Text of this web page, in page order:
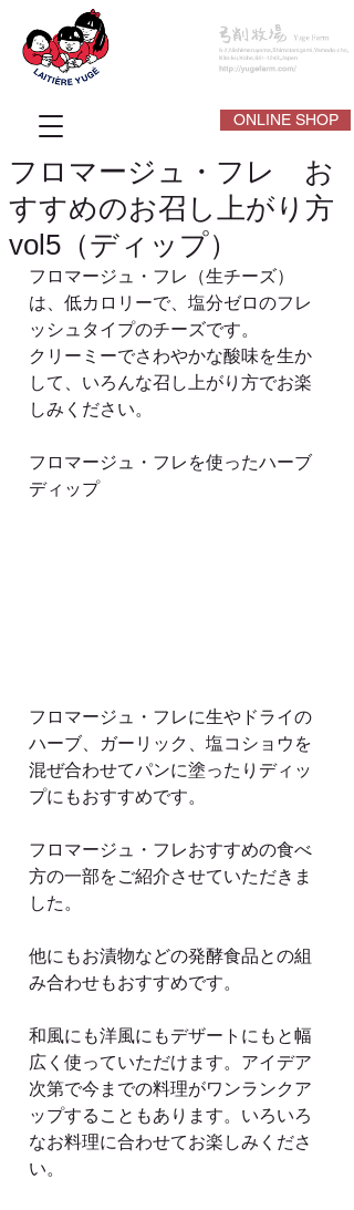
ONLINE SHOP
フロマージュ・フレ お
すすめのお召し上がり方
vol5（ディップ）
フロマージュ・フレ（生チーズ）
は、低カロリーで、塩分ゼロのフレ
ッシュタイプのチーズです。
クリーミーでさわやかな酸味を生か
して、いろんな召し上がり方でお楽
しみください。
フロマージュ・フレを使ったハーブ
ディップ
フロマージュ・フレに生やドライの
ハーブ、ガーリック、塩コショウを
混ぜ合わせてパンに塗ったりディッ
プにもおすすめです。
フロマージュ・フレおすすめの食べ
方の一部をご紹介させていただきま
した。
他にもお漬物などの発酵食品との組
み合わせもおすすめです。
和風にも洋風にもデザートにもと幅
広く使っていただけます。アイデア
次第で今までの料理がワンランクア
ップすることもあります。いろいろ
なお料理に合わせてお楽しみくださ
い。